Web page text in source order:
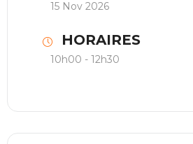
15 Nov 2026
HORAIRES
10h00 - 12h30